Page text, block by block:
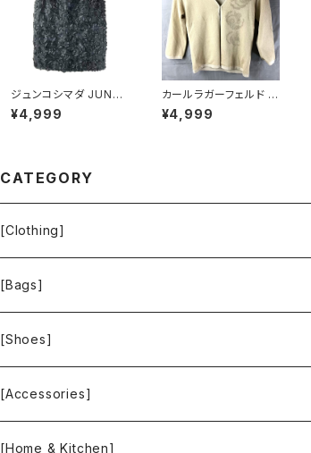
ジュンコシマダ JUNK
O SHIMADA スカート
リボン シースルー タグ
¥4,999
カールラガーフェルド K
ARL LAGERFELD カ
ーディガン 花 ラメ 一つ
¥4,999
CATEGORY
[Clothing]
Krochet Kids International
[Bags]
BAGGU
FOOD TEXTILE
INCASE
[Shoes]
TOMS
[Accessories]
ALEX AND ANI
[Home & Kitchen]